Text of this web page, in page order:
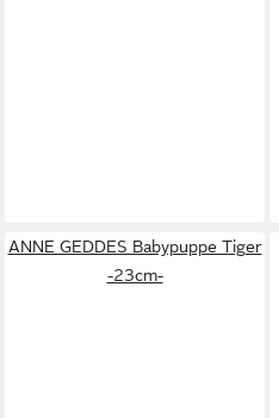
ANNE GEDDES Babypuppe Tiger
-23cm-